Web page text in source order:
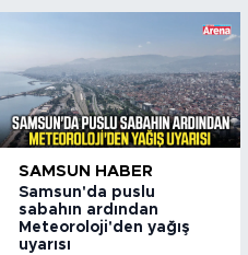
SAMSUN HABER
Samsun'da puslu
sabahın ardından
Meteoroloji'den yağış
uyarısı